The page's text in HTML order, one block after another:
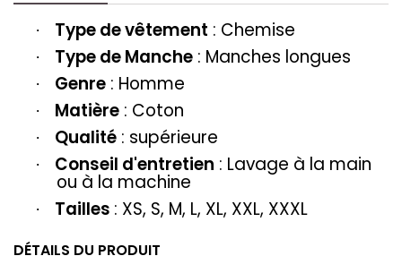
· Type de vêtement : ‎‎Chemise
· Type de Manche : Manches longues
· Genre : Homme
· Matière ‎‎: Coton
· Qualité : supérieure
· Conseil d'entretien : Lavage à la main
ou à la machine
· Tailles : XS, S, M, L, XL, XXL, XXXL
DÉTAILS DU PRODUIT